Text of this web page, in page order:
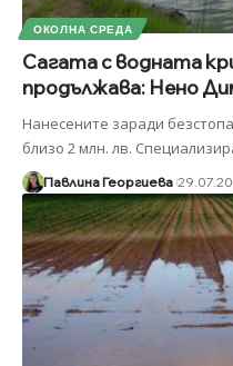
ОКОЛНА СРЕДА
Сагата с водната
продължава: Нено
Нанесените заради
близо 2 млн. лв.
Павлина Георгиева